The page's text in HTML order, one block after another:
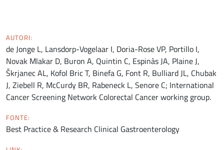
AUTORI:
de Jonge L, Lansdorp-Vogelaar I, Doria-Rose VP, Portillo I,
Novak Mlakar D, Buron A, Quintin C, Espinàs JA, Plaine J,
Škrjanec AL, Kofol Bric T, Binefa G, Font R, Bulliard JL, Chubak
J, Ziebell R, McCurdy BR, Rabeneck L, Senore C; International
Cancer Screening Network Colorectal Cancer working group.
FONTE:
Best Practice & Research Clinical Gastroenterology